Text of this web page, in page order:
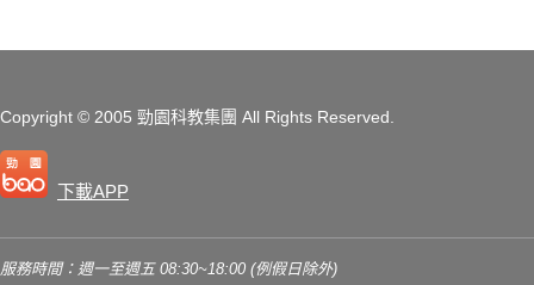
Copyright © 2005 勁園科教集團 All Rights Reserved.
下載APP
服務時間：週一至週五 08:30~18:00 (例假日除外)